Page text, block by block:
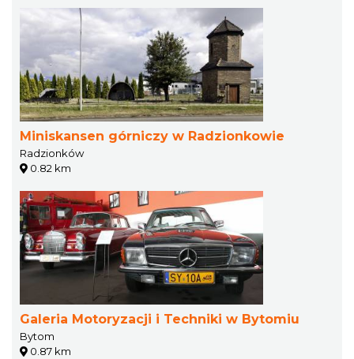
Miniskansen górniczy w Radzionkowie
Radzionków
0.82 km
Galeria Motoryzacji i Techniki w Bytomiu
Bytom
0.87 km